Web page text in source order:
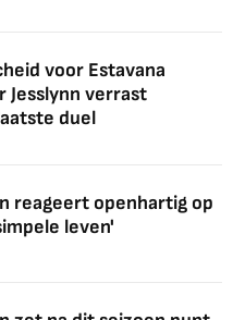
voor Estavana
Jesslynn verrast
duel
reageert openhartig op
leven'